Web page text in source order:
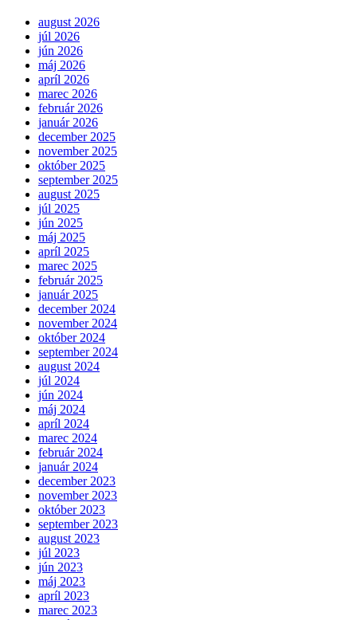
august 2026
júl 2026
jún 2026
máj 2026
apríl 2026
marec 2026
február 2026
január 2026
december 2025
november 2025
október 2025
september 2025
august 2025
júl 2025
jún 2025
máj 2025
apríl 2025
marec 2025
február 2025
január 2025
december 2024
november 2024
október 2024
september 2024
august 2024
júl 2024
jún 2024
máj 2024
apríl 2024
marec 2024
február 2024
január 2024
december 2023
november 2023
október 2023
september 2023
august 2023
júl 2023
jún 2023
máj 2023
apríl 2023
marec 2023